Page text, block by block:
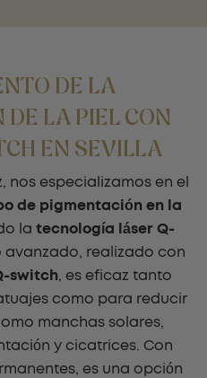
DE LA
DE LA PIEL CON
EN SEVILLA
nos especializamos en el
de pigmentación en la
la tecnología láser Q-
avanzado, realizado con
switch, es eficaz tanto
como para reducir
manchas solares,
y cicatrices. Con
es una opción